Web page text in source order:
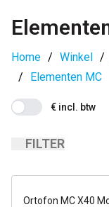
Home / Winkel /
/
Elementen MC
€ incl. btw
FILTER
op voorraad
Ortofon MC X40